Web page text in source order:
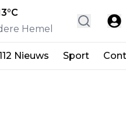
°C
Hemel
Nieuws Sport